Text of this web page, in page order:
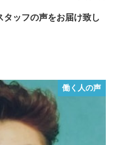
ッフの声をお届け致し
働く人の声